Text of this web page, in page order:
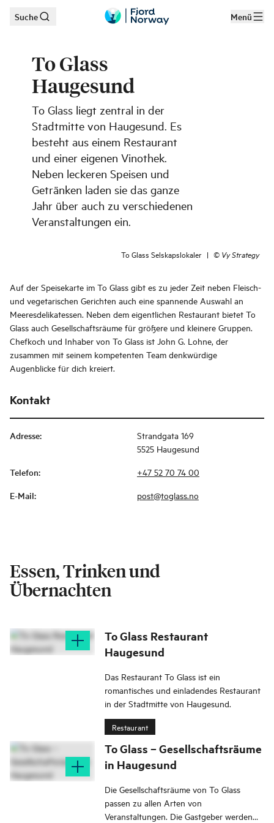
Zum Hauptinhalt
Suche Menü
To Glass
Haugesund
To Glass liegt zentral in der
Stadtmitte von Haugesund. Es
besteht aus einem Restaurant
und einer eigenen Vinothek.
Neben leckeren Speisen und
Getränken laden sie das ganze
Jahr über auch zu verschiedenen
Veranstaltungen ein.
To Glass Selskapslokaler | © Vy Strategy
Auf der Speisekarte im To Glass gibt es zu jeder Zeit neben Fleisch-
und vegetarischen Gerichten auch eine spannende Auswahl an
Meeresdelikatessen. Neben dem eigentlichen Restaurant bietet To
Glass auch Gesellschaftsräume für größere und kleinere Gruppen.
Chefkoch und Inhaber von To Glass ist John G. Lohne, der
zusammen mit seinem kompetenten Team denkwürdige
Augenblicke für dich kreiert.
Kontakt
Adresse:
Strandgata 169
5525 Haugesund
Telefon: +47 52 70 74 00
E-Mail: post@toglass.no
Essen, Trinken und
Übernachten
To Glass Restaurant
Haugesund
Das Restaurant To Glass ist ein
romantisches und einladendes Restaurant
in der Stadtmitte von Haugesund.
Restaurant
To Glass – Gesellschaftsräume
in Haugesund
Die Gesellschaftsräume von To Glass
passen zu allen Arten von
Veranstaltungen. Die Gastgeber werden